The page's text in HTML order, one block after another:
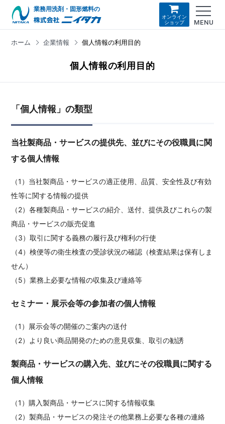
業務用洗剤・固形燃料の
オンライン
ショップ
MENU
ホーム 企業情報 個人情報の利用目的
個人情報の利用目的
「個人情報」の類型
当社製商品・サービスの提供先、並びにその役職員に関
する個人情報
（1）当社製商品・サービスの適正使用、品質、安全性及び有効
性等に関する情報の提供
（2）各種製商品・サービスの紹介、送付、提供及びこれらの製
商品・サービスの販売促進
（3）取引に関する義務の履行及び権利の行使
（4）検便等の衛生検査の受診状況の確認（検査結果は保有しま
せん）
（5）業務上必要な情報の収集及び連絡等
セミナー・展示会等の参加者の個人情報
（1）展示会等の開催のご案内の送付
（2）より良い商品開発のための意見収集、取引の勧誘
製商品・サービスの購入先、並びにその役職員に関する
個人情報
（1）購入製商品・サービスに関する情報収集
（2）製商品・サービスの発注その他業務上必要な各種の連絡